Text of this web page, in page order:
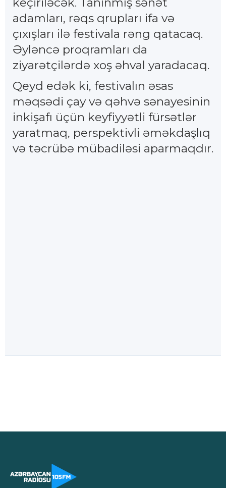
adamları, rəqs qrupları ifa və
çıxışları ilə festivala rəng qatacaq.
Əyləncə proqramları da
ziyarətçilərdə xoş əhval yaradacaq.
Qeyd edək ki, festivalın əsas
məqsədi çay və qəhvə sənayesinin
inkişafı üçün keyfiyyətli fürsətlər
yaratmaq, perspektivli əməkdaşlıq
və təcrübə mübadiləsi aparmaqdır.